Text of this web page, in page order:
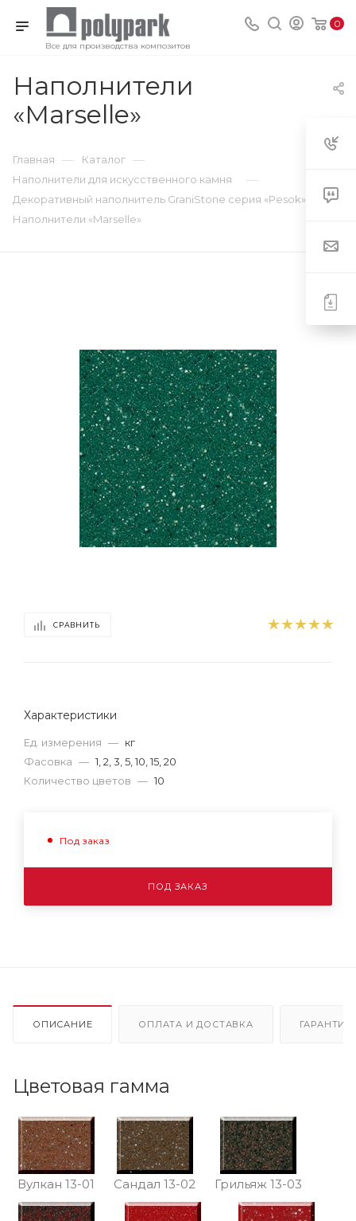
Все для производства композитов
0
Наполнители
«Marselle»
Главная — Каталог —
Наполнители для искусственного камня —
Декоративный наполнитель GraniStone серия «Pesok» —
Наполнители «Marselle»
СРАВНИТЬ
Характеристики
Ед. измерения — кг
Фасовка — 1, 2, 3, 5, 10, 15, 20
Количество цветов — 10
Под заказ
ПОД ЗАКАЗ
ОПИСАНИЕ ОПЛАТА И ДОСТАВКА
Цветовая гамма
Вулкан 13-01 Сандал 13-02 Грильяж 13-03